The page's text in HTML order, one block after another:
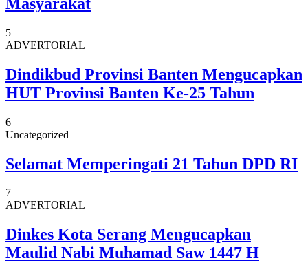
5
ADVERTORIAL
Dindikbud Provinsi Banten Mengucapkan
HUT Provinsi Banten Ke-25 Tahun
6
Uncategorized
Selamat Memperingati 21 Tahun DPD RI
7
ADVERTORIAL
Dinkes Kota Serang Mengucapkan
Maulid Nabi Muhamad Saw 1447 H